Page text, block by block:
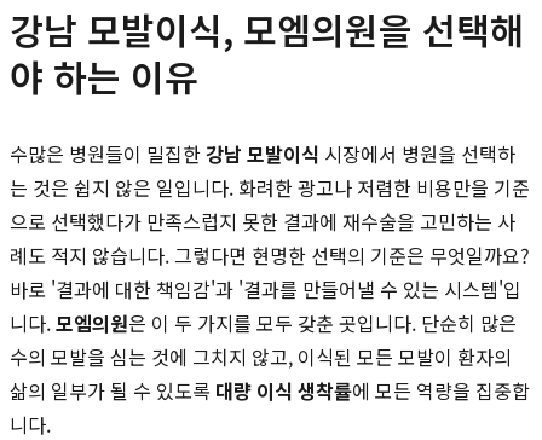
강남 모발이식, 모엠의원을 선택해
야 하는 이유
수많은 병원들이 밀집한강남 모발이식 시장에서 병원을 선택하
는 것은 쉽지 않은 일입니다. 화려한 광고나 저렴한 비용만을 기준
으로 선택했다가 만족스럽지 못한 결과에 재수술을 고민하는 사
례도 적지 않습니다. 그렇다면 현명한 선택의 기준은 무엇일까요?
바로 '결과에 대한 책임감'과 '결과를 만들어낼 수 있는 시스템'입
니다.모엠의원은 이 두 가지를 모두 갖춘 곳입니다. 단순히 많은
수의 모발을 심는 것에 그치지 않고, 이식된 모든 모발이 환자의
삶의 일부가 될 수 있도록 대량 이식 생착률에 모든 역량을 집중합
니다.